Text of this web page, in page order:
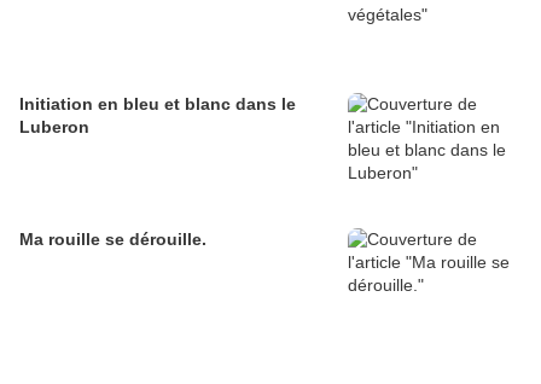
Initiation en bleu et blanc dans le
Luberon
Ma rouille se dérouille.